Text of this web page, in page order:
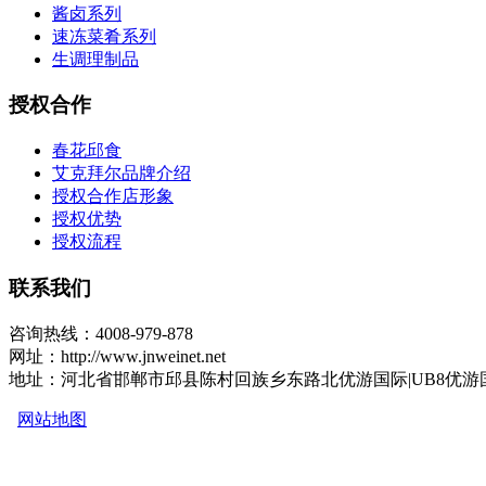
酱卤系列
速冻菜肴系列
生调理制品
授权合作
春花邱食
艾克拜尔品牌介绍
授权合作店形象
授权优势
授权流程
联系我们
咨询热线：4008-979-878
网址：http://www.jnweinet.net
地址：河北省邯郸市邱县陈村回族乡东路北优游国际|UB8优游
网站地图